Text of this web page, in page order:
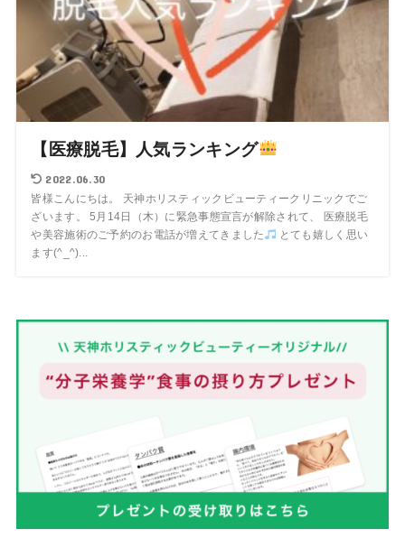
【医療脱毛】人気ランキング
2022.06.30
皆様こんにちは。 天神ホリスティックビューティークリニックでご
ざいます。 5月14日（木）に緊急事態宣言が解除されて、 医療脱毛
や美容施術のご予約のお電話が増えてきました
とても嬉しく思い
ます(^_^)...